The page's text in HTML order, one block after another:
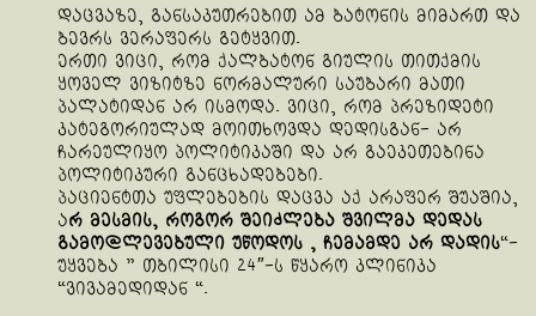
დაცვაზე, განსაკუთრებით ამ ბატონის მიმართ და
ბევრს ვერაფერს გეტყვით.
ერთი ვიცი, რომ ქალბატონ გიულის თითქმის
ყოველ ვიზიტზე ნორმალური საუბარი მათი
პალატიდან არ ისმოდა. ვიცი, რომ პრეზიდეტი
კატეგორიულად მოითხოვდა დედისგან- არ
ჩარეულიყო პოლიტიკაში და არ გაეკეთებინა
პოლიტიკური განცხადებები.
პაციენტთა უფლებების დაცვა აქ არაფერ შუაშია,
არ მესმის, როგორ შეიძლება შვილმა დედას
გამო@ლევებული უწოდოს , ჩემამდე არ დადის“-
უყვება ” თბილისი 24″-ს წყარო კლინიკა
“ვივამედიდან “.